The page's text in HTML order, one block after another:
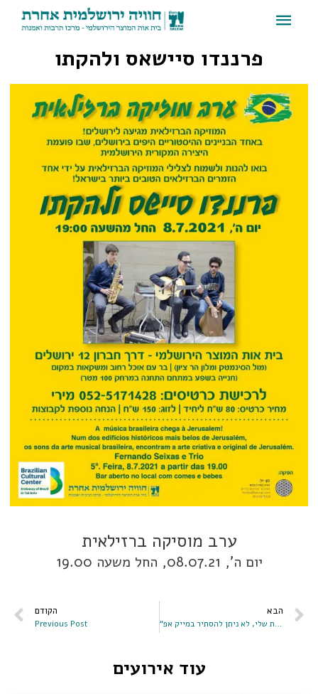
פרננדו סיישאס ולהקתו
פרננדו סיישאס ולהקתו
ערב מוסיקה ברזילאית
יום ה’, 08.07.21, החל משעה 19.00
הקודם
Previous Post
הבא
“את הצלקות שלי, לא ניתן להסתיר במייק אפ”
עוד אירועים